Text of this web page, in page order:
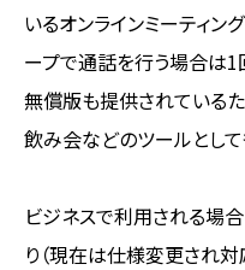
いるオンラインミーティン
ープで通話を行う場合は1
無償版も提供されている
飲み会などのツールとし
ビジネスで利用される場
り（現在は仕様変更され